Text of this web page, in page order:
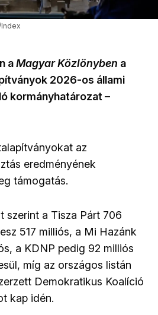
aMagyar Közlönyben a
2026-os állami
kormányhatározat –
az
eredményének
támogatás.
szerint a Tisza Párt 706
517 milliós, a Mi Hazánk
a KDNP pedig 92 milliós
míg az országos listán
Demokratikus Koalíció
kap idén.